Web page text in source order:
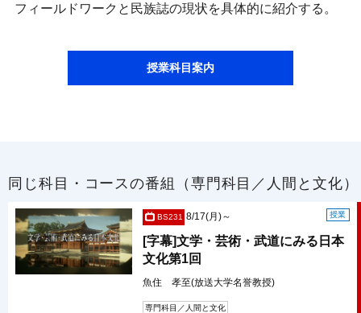
フィールドワークと民族誌の現状を具体的に紹介する。
授業科目案内
同じ科目・コースの番組（専門科目／人間と文化）
BS231 授業
8/17(月)～
[字幕]文学・芸術・武道にみる日本
文化第1回
魚住 孝至(放送大学名誉教授)
専門科目／人間と文化